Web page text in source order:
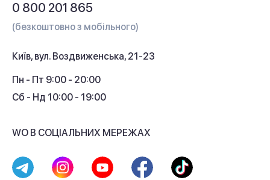
Кешбек
0 800 201 865
(безкоштовно з мобільного)
Київ, вул. Воздвиженська, 21-23
Пн - Пт 9:00 - 20:00
Сб - Нд 10:00 - 19:00
WO В СОЦІАЛЬНИХ МЕРЕЖАХ